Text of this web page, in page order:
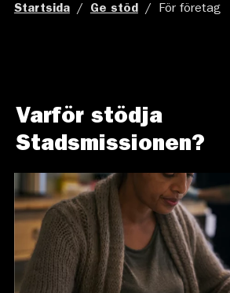
Startsida / Ge stöd / För företag
Varför stödja
Stadsmissionen?